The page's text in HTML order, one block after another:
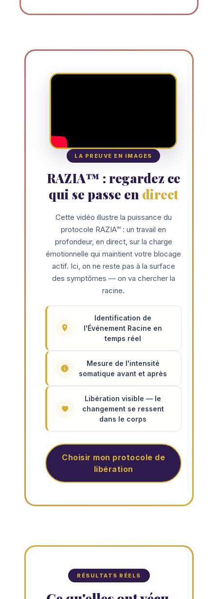
LA PREUVE EN IMAGES
RAZIA™ : regardez ce
qui se passe en direct
Cette vidéo illustre la puissance du
protocole RAZIA™ : un travail en
profondeur, en direct, sur la charge
émotionnelle qui maintient votre blocage
actif. Ici, on ne reste pas à la surface
des symptômes — on va chercher la
racine.
Identification de
l'Événement Racine en
temps réel
Mesure de l'intensité
somatique avant et après
Libération visible — le
changement se ressent
dans le corps
Choisir mon protocole de
libération
RÉSULTATS RÉELS